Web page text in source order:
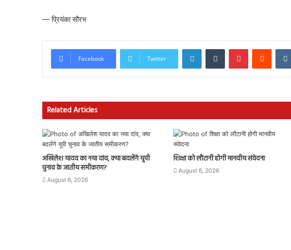
— प्रियंका सौरभ
Facebook Twitter
LinkedInTumblr PinterestReddit
Related Articles
अखिलेश यादव का नया दांव, क्या बदलेंगे यूपी
चुनाव के जातीय समीकरण?
August 6, 2026
शिक्षा को लौटानी होगी मानवीय संवेदना
August 6, 2026